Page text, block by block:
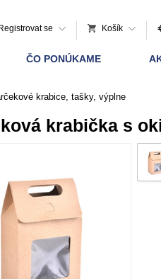
Registrovat se Košík
ČO PONÚKAME
krabice, tašky, výplne
krabička s